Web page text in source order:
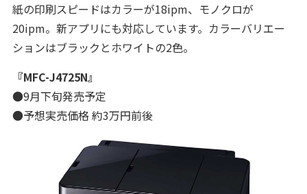
紙の印刷スピードはカラーが18ipm、モノクロが
20ipm。新アプリにも対応しています。カラーバリエー
ションはブラックとホワイトの2色。
『MFC-J4725N』
●9月下旬発売予定
●予想実売価格 約3万円前後